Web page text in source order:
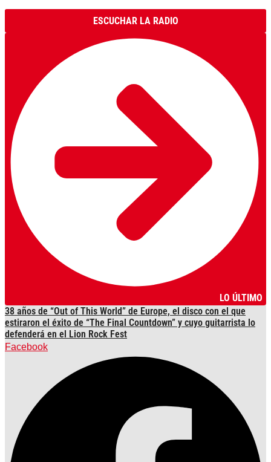
ESCUCHAR LA RADIO
LO ÚLTIMO
38 años de “Out of This World” de Europe, el disco con el que
estiraron el éxito de “The Final Countdown” y cuyo guitarrista lo
defenderá en el Lion Rock Fest
Facebook